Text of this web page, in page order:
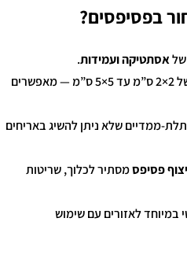
בפסיפסים?
שלאסתטיקה ועמידות.
האריחים הקטנים — בגדלים של 2×2 ס”מ עד 5×5 ס”מ — מאפשרים
ממדיים שלא ניתן להשיג באריחים
פסיפסמסתיר לכלוך, שריטות
במיוחד לאזורים עם שימוש